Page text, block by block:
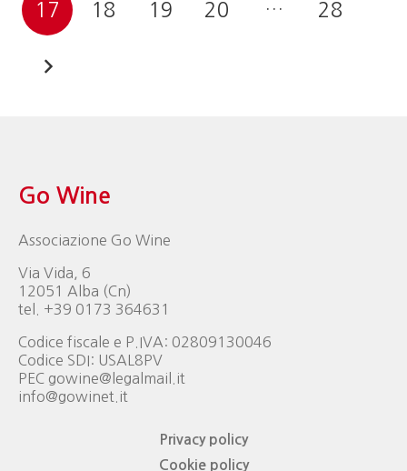
17 18 19 20 … 28
Go Wine
Associazione Go Wine
Via Vida, 6
12051 Alba (Cn)
tel. +39 0173 364631
Codice fiscale e P.IVA: 02809130046
Codice SDI: USAL8PV
PEC gowine@legalmail.it
info@gowinet.it
Privacy policy
Cookie policy